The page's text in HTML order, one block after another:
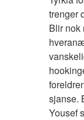
trenger
Blir nok
sjanse.
Yousef